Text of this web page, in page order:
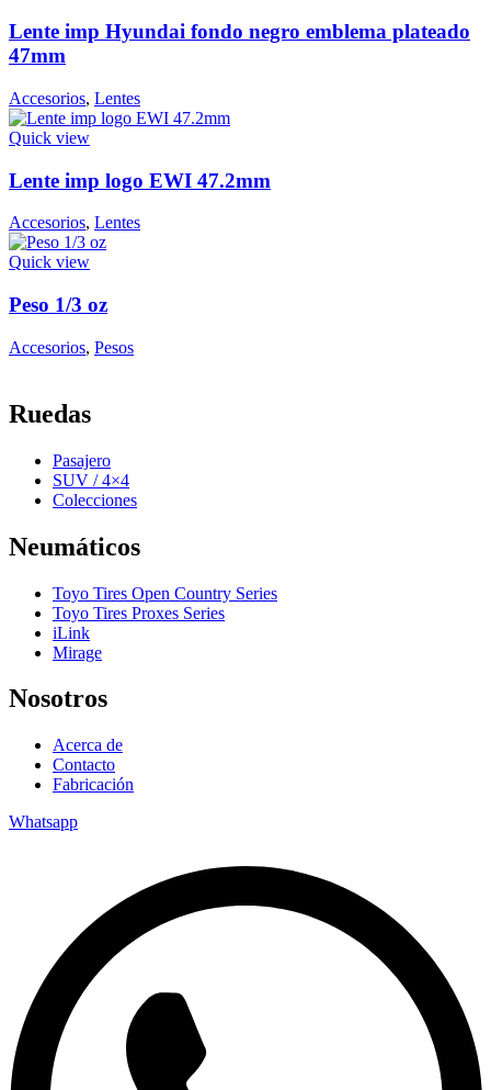
Lente imp Hyundai fondo negro emblema plateado
47mm
Accesorios, Lentes
Quick view
Lente imp logo EWI 47.2mm
Accesorios, Lentes
Quick view
Peso 1/3 oz
Accesorios, Pesos
Ruedas
Pasajero
SUV / 4×4
Colecciones
Neumáticos
Toyo Tires Open Country Series
Toyo Tires Proxes Series
iLink
Mirage
Nosotros
Acerca de
Contacto
Fabricación
Whatsapp